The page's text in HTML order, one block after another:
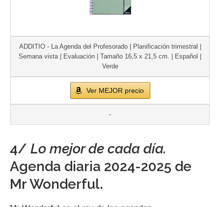
ADDITIO - La Agenda del Profesorado | Planificación trimestral |
Semana vista | Evaluación | Tamaño 16,5 x 21,5 cm. | Español |
Verde
Ver MEJOR precio
-
4/ Lo mejor de cada día.
Agenda diaria 2024-2025 de
Mr Wonderful.